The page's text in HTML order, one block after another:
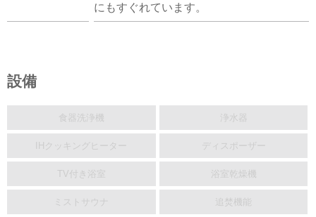
にもすぐれています。
設備
食器洗浄機 浄水器
IHクッキングヒーター ディスポーザー
TV付き浴室 浴室乾燥機
ミストサウナ 追焚機能